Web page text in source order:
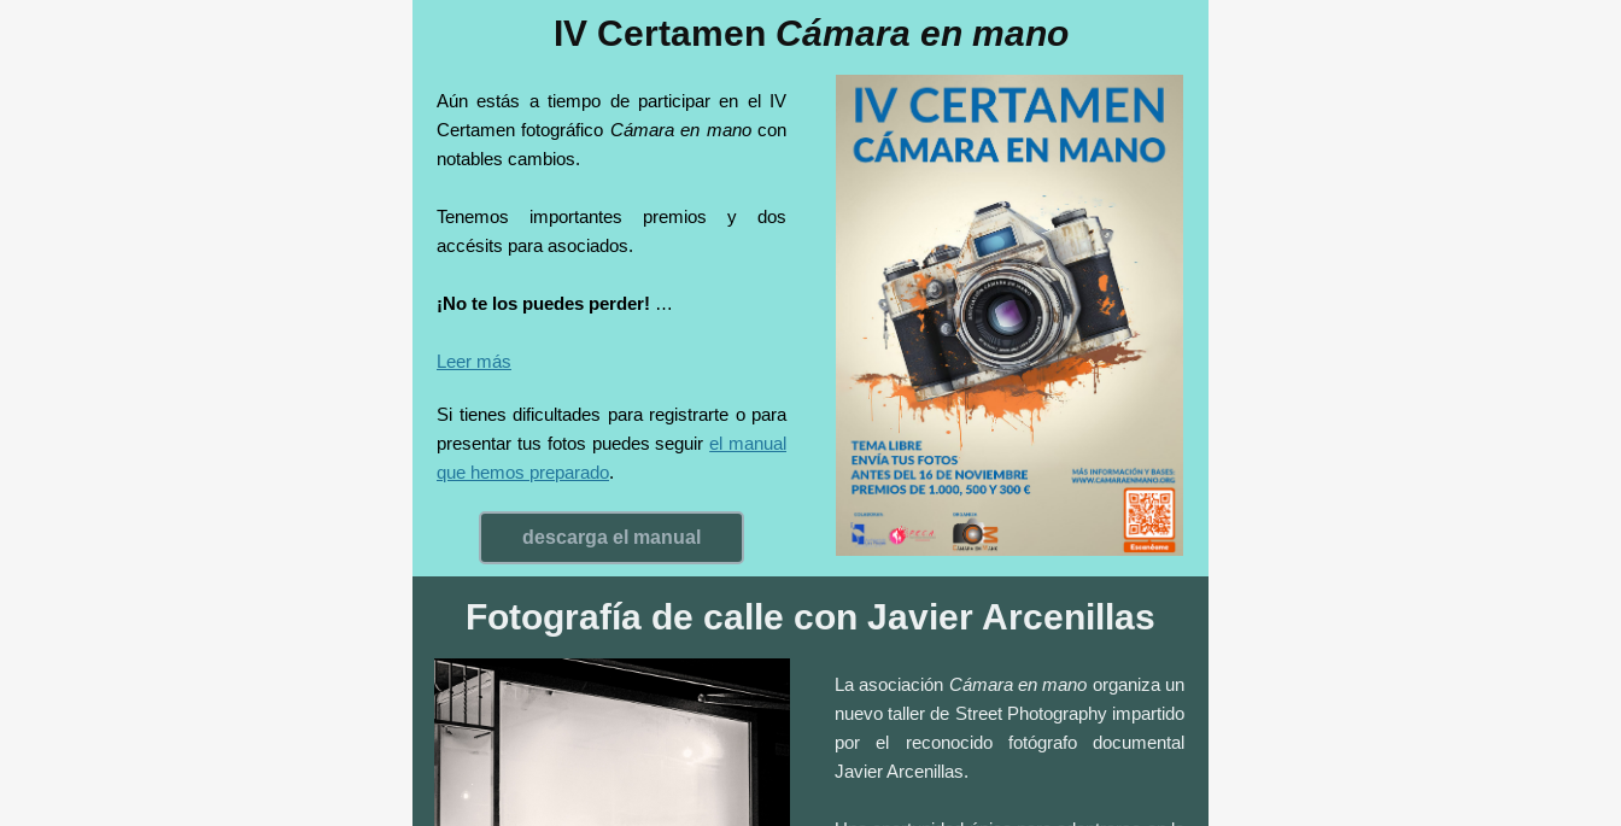
IV Certamen Cámara en mano
Aún estás a tiempo de participar en el IV
Certamen fotográfico Cámara en manocon
notables cambios.
Tenemos importantes premios y dos
accésits para asociados.
¡No te los puedes perder! …
Leer más
Si tienes dificultades para registrarte o para
presentar tus fotos puedes seguirel manual
que hemos preparado.
descarga el manual
Fotografía de calle con Javier Arcenillas
La asociación Cámara en mano organiza un
nuevo taller de Street Photography impartido
por el reconocido fotógrafo documental
Javier Arcenillas.